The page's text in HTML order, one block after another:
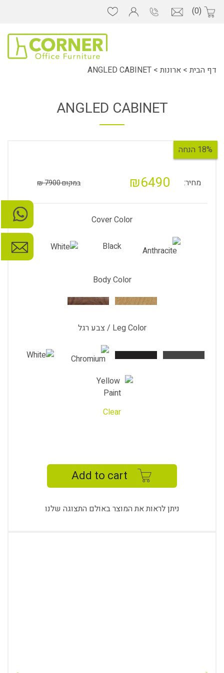
(0)
דף הבית > ארונות >
ANGLED CABINET
ANGLED CABINET
18% הנחה
מחיר: ₪6490 במקום 7900 ₪
Cover Color
Black
Body Color
Leg Color / צבע רגל
Clear
Add to cart
ניתן לראות את המוצר באולם התצוגה שלנו